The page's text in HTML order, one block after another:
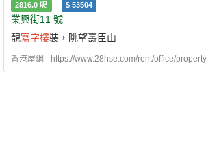
2816.0 呎 $ 53504
業興街11 號
靚寫字樓裝，眺望壽臣山
香港屋網 - https://www.28hse.com/rent/office/